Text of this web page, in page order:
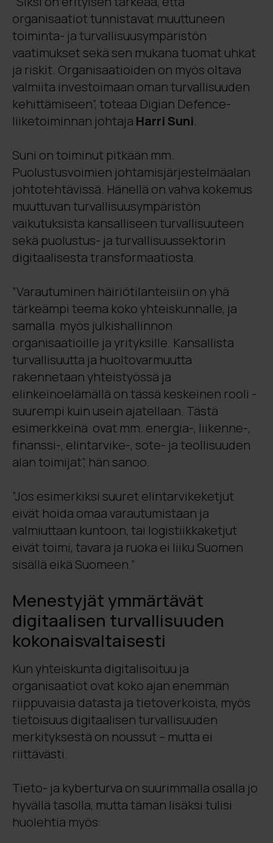
organisaatiot tunnistavat muuttuneen
toiminta- ja turvallisuusympäristön
vaatimukset sekä sen mukana tuomat uhkat
ja riskit. Organisaatioiden on myös oltava
valmiita investoimaan oman turvallisuuden
kehittämiseen”, toteaa Digian Defence-
liiketoiminnan johtaja Harri Suni.
Suni on toiminut pitkään mm.
Puolustusvoimien johtamisjärjestelmäalan
johtotehtävissä. Hänellä on vahva kokemus
muuttuvan turvallisuusympäristön
vaikutuksista kansalliseen turvallisuuteen
sekä puolustus- ja turvallisuussektorin
digitaalisesta transformaatiosta.
”Varautuminen häiriötilanteisiin on yhä
tärkeämpi teema koko yhteiskunnalle, ja
samalla myös julkishallinnon
organisaatioille ja yrityksille. Kansallista
turvallisuutta ja huoltovarmuutta
rakennetaan yhteistyössä ja
elinkeinoelämällä on tässä keskeinen rooli -
suurempi kuin usein ajatellaan. Tästä
esimerkkeinä ovat mm. energia-, liikenne-,
finanssi-, elintarvike-, sote- ja teollisuuden
alan toimijat”, hän sanoo.
”Jos esimerkiksi suuret elintarvikeketjut
eivät hoida omaa varautumistaan ja
valmiuttaan kuntoon, tai logistiikkaketjut
eivät toimi, tavara ja ruoka ei liiku Suomen
sisällä eikä Suomeen.”
Menestyjät ymmärtävät
digitaalisen turvallisuuden
kokonaisvaltaisesti
Kun yhteiskunta digitalisoituu ja
organisaatiot ovat koko ajan enemmän
riippuvaisia datasta ja tietoverkoista, myös
tietoisuus digitaalisen turvallisuuden
merkityksestä on noussut – mutta ei
riittävästi.
Tieto- ja kyberturva on suurimmalla osalla jo
hyvällä tasolla, mutta tämän lisäksi tulisi
huolehtia myös: